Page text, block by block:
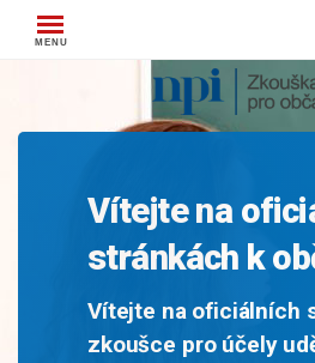
Vítejte na
stránkách k
Vítejte na oficiálních
zkoušce pro účely